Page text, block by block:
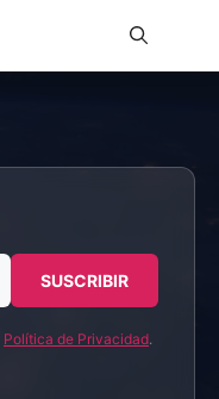
Política de Privacidad.